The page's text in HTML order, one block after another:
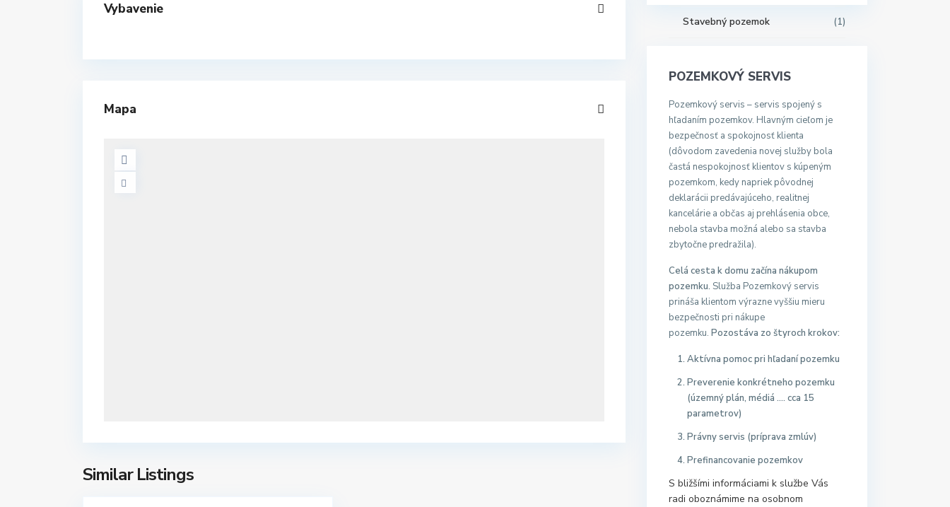
Vybavenie
Mapa
Similar Listings
mestská
časť Juh
Stavebný pozemok (1)
POZEMKOVÝ SERVIS
Pozemkový servis – servis spojený s
hľadaním pozemkov. Hlavným cieľom je
bezpečnosť a spokojnosť klienta
(dôvodom zavedenia novej služby bola
častá nespokojnosť klientov s kúpeným
pozemkom, kedy napriek pôvodnej
deklarácii predávajúceho, realitnej
kancelárie a občas aj prehlásenia obce,
nebola stavba možná alebo sa stavba
zbytočne predražila).
Celá cesta k domu začína nákupom
pozemku. Služba Pozemkový servis
prináša klientom výrazne vyššiu mieru
bezpečnosti pri nákupe
pozemku. Pozostáva zo štyroch krokov:
Aktívna pomoc pri hľadaní pozemku
Preverenie konkrétneho pozemku
(územný plán, médiá …. cca 15
parametrov)
Právny servis (príprava zmlúv)
Prefinancovanie pozemkov
S bližšími informáciami k službe Vás
radi oboznámime na osobnom